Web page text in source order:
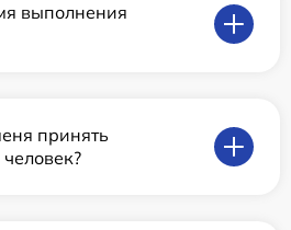
выполнения
принять